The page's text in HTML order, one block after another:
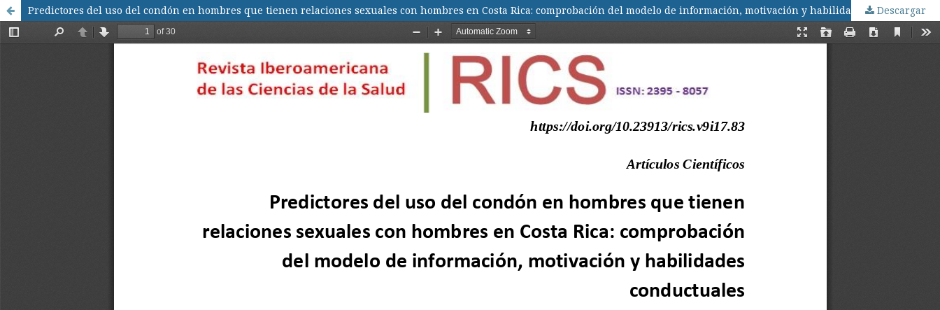
Predictores del uso del condón en hombres que tienen relaciones sexuales con hombres en Costa Rica: comprobación del modelo de información, motivación y habilidades conductuales
Descargar